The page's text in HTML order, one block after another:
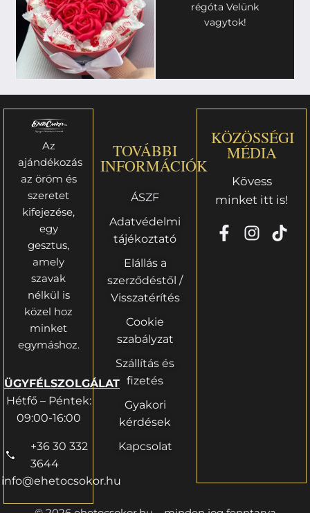
régóta Velünk
vagytok!
Az
ajándékozás
az öröm és
szeretet
kifejezése,
egy
gesztus,
amely
szavak
nélkül is
közel hoz
minket
egymáshoz.
ÜGYFÉLSZOLGÁLAT
Hétfő – Péntek:
09:00-16:00
+36 30 332
3644
info@ehetocsokor.hu
TOVÁBBI
INFORMÁCIÓK
ÁSZF
Adatvédelmi
tájékoztató
Elállás a
szerződéstől /
Visszatérítés
Cookie
szabályzat
Szállítás és
fizetés
Gyakori
kérdések
Kapcsolat
KÖZÖSSÉGI
MÉDIA
Kövess
minket itt is!